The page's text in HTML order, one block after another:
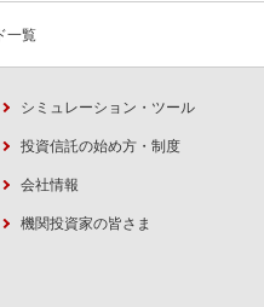
一覧
シミュレーション・ツール
投資信託の始め方・制度
会社情報
機関投資家の皆さま